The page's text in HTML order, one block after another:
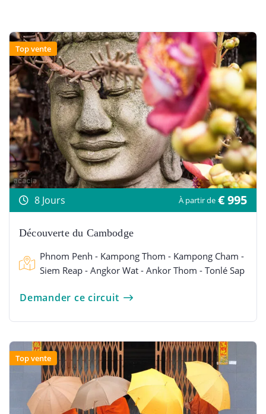
Top vente
8 Jours À partir de € 995
Découverte du Cambodge
Phnom Penh - Kampong Thom - Kampong Cham -
Siem Reap - Angkor Wat - Ankor Thom - Tonlé Sap
Demander ce circuit
Top vente